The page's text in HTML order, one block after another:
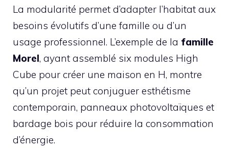
La modularité permet d’adapter l’habitat aux
besoins évolutifs d’une famille ou d’un
usage professionnel. L’exemple de la famille
Morel, ayant assemblé six modules High
Cube pour créer une maison en H, montre
qu’un projet peut conjuguer esthétisme
contemporain, panneaux photovoltaïques et
bardage bois pour réduire la consommation
d’énergie.